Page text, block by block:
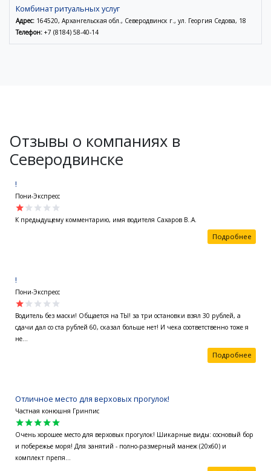
Комбинат ритуальных услуг
Адрес: 164520, Архангельская обл., Северодвинск г., ул. Георгия Седова, 18
Телефон: +7 (8184) 58-40-14
Отзывы о компаниях в
Северодвинске
!
Пони-Экспресс
star
star
star
star
star
К предыдущему комментарию, имя водителя Сахаров В..А.
Подробнее
!
Пони-Экспресс
star
star
star
star
star
Водитель без маски! Общается на ТЫ! за три остановки взял 30 рублей, а
сдачи дал со ста рублей 60, сказал больше нет! И чека соответственно тоже я
не...
Подробнее
Отличное место для верховых прогулок!
Частная конюшня Гринпис
star
star
star
star
star
Очень хорошее место для верховых прогулок! Шикарные виды: сосновый бор
и побережье моря! Для занятий - полно-размерный манеж (20х60) и
комплект препя...